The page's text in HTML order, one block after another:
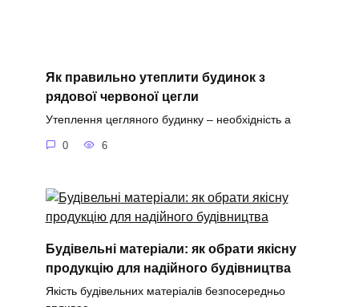
Як правильно утеплити будинок з
рядової червоної цегли
Утеплення цегляного будинку – необхідність а
0 6
Будівельні матеріали: як обрати якісну
продукцію для надійного будівництва
Якість будівельних матеріалів безпосередньо